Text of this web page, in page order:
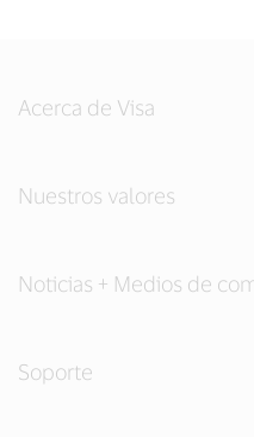
Acerca de Visa
Nuestros valores
Noticias + Medios de
Soporte